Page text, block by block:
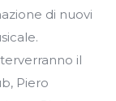
di nuovi
il
Piero